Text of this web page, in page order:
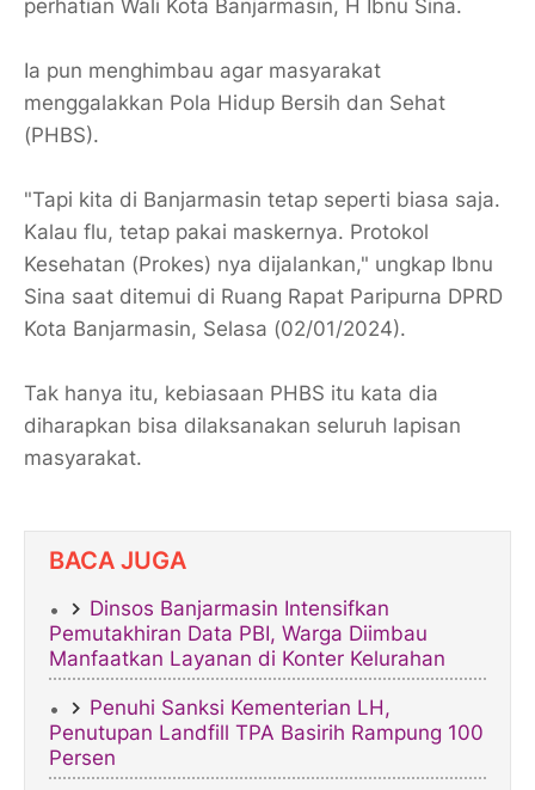
perhatian Wali Kota Banjarmasin, H Ibnu Sina.
Ia pun menghimbau agar masyarakat
menggalakkan Pola Hidup Bersih dan Sehat
(PHBS).
"Tapi kita di Banjarmasin tetap seperti biasa saja.
Kalau flu, tetap pakai maskernya. Protokol
Kesehatan (Prokes) nya dijalankan," ungkap Ibnu
Sina saat ditemui di Ruang Rapat Paripurna DPRD
Kota Banjarmasin, Selasa (02/01/2024).
Tak hanya itu, kebiasaan PHBS itu kata dia
diharapkan bisa dilaksanakan seluruh lapisan
masyarakat.
BACA JUGA
Dinsos Banjarmasin Intensifkan
Pemutakhiran Data PBI, Warga Diimbau
Manfaatkan Layanan di Konter Kelurahan
Penuhi Sanksi Kementerian LH,
Penutupan Landfill TPA Basirih Rampung 100
Persen